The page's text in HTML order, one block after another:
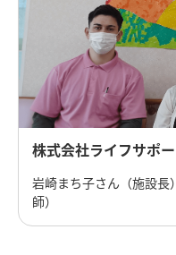
株式会社ライフサポ
岩崎まち子さん（施設長
師）